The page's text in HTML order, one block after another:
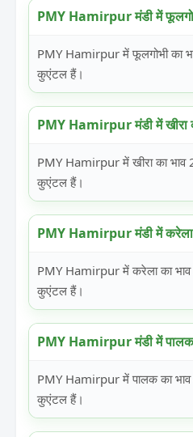
PMY Hamirpur मंडी में
PMY Hamirpur में फूलगोभी का
कुएंटल हैं।
PMY Hamirpur मंडी में खीरा
PMY Hamirpur में खीरा का
कुएंटल हैं।
PMY Hamirpur मंडी में करेला
PMY Hamirpur में करेला का
कुएंटल हैं।
PMY Hamirpur मंडी में पालक
PMY Hamirpur में पालक का
कुएंटल हैं।